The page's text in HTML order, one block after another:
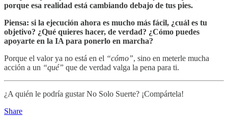
porque esa realidad está cambiando debajo de tus pies.
Piensa: si la ejecución ahora es mucho más fácil, ¿cuál es tu
objetivo? ¿Qué quieres hacer, de verdad? ¿Cómo puedes
apoyarte en la IA para ponerlo en marcha?
Porque el valor ya no está en el “cómo”, sino en meterle mucha
acción a un “qué” que de verdad valga la pena para ti.
¿A quién le podría gustar No Solo Suerte? ¡Compártela!
Share